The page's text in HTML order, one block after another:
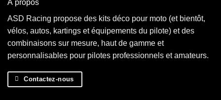
À propos
ASD Racing propose des kits déco pour moto (et bientôt,
vélos, autos, kartings et équipements du pilote) et des
combinaisons sur mesure, haut de gamme et
personnalisables pour pilotes professionnels et amateurs.
Contactez-nous